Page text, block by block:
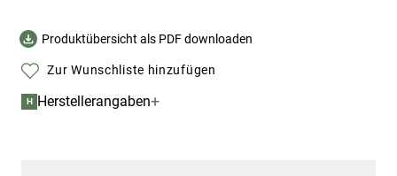
Produktübersicht als PDF downloaden
Zur Wunschliste hinzufügen
H Herstellerangaben+